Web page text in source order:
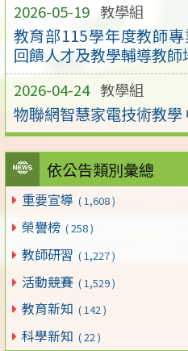
2026-05-19 教學組
教育部115學年度教師
回饋人才及教學輔導教師
2026-04-24 教學組
物聯網智慧家電技術教學
依公告類別彙總
重要宣導 ( 1,608 )
榮譽榜 ( 258 )
教師研習 ( 1,227 )
活動競賽 ( 1,529 )
教育新知 ( 142 )
科學新知 ( 22 )